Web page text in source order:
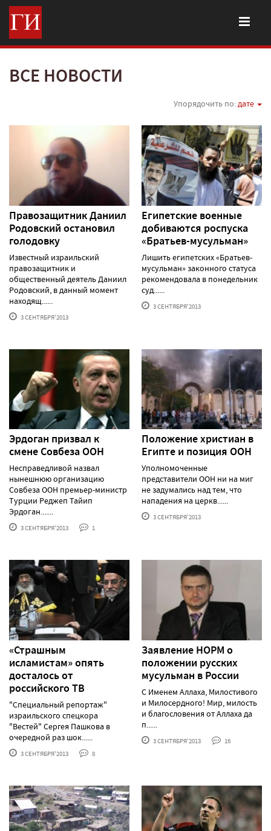
ВСЕ НОВОСТИ
Упорядочить по:дате
Правозащитник Даниил
Родовский остановил
голодовку
Известный израильский
правозащитник и
общественный деятель Даниил
Родовский, в данный момент
находящ......
3 СЕНТЯБРЯ'2013
Египетские военные
добиваются роспуска
«Братьев-мусульман»
Лишить египетских «Братьев-
мусульман» законного статуса
рекомендовала в понедельник
суд......
3 СЕНТЯБРЯ'2013
Эрдоган призвал к
смене Совбеза ООН
Несправедливой назвал
нынешнюю организацию
Совбеза ООН премьер-министр
Турции Реджеп Тайип
Эрдоган.......
3 СЕНТЯБРЯ'2013 1
Положение христиан в
Египте и позиция ООН
Уполномоченные
представители ООН ни на миг
не задумались над тем, что
нападения на церкв......
3 СЕНТЯБРЯ'2013
«Страшным
исламистам» опять
досталось от
российского ТВ
"Специальный репортаж"
израильского спецкора
"Вестей" Сергея Пашкова в
очередной раз шок......
3 СЕНТЯБРЯ'2013 8
Заявление НОРМ о
положении русских
мусульман в России
С Именем Аллаха, Милостивого
и Милосердного! Мир, милость
и благословения от Аллаха да
п......
3 СЕНТЯБРЯ'2013 16